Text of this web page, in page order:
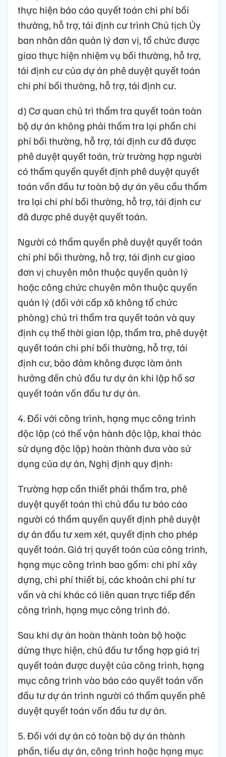
thực hiện báo cáo quyết toán chi phí bồi
thường, hỗ trợ, tái định cư trình Chủ tịch Ủy
ban nhân dân quản lý đơn vị, tổ chức được
giao thực hiện nhiệm vụ bồi thường, hỗ trợ,
tái định cư của dự án phê duyệt quyết toán
chi phí bồi thường, hỗ trợ, tái định cư.
d) Cơ quan chủ trì thẩm tra quyết toán toàn
bộ dự án không phải thẩm tra lại phần chi
phí bồi thường, hỗ trợ, tái định cư đã được
phê duyệt quyết toán, trừ trường hợp người
có thẩm quyền quyết định phê duyệt quyết
toán vốn đầu tư toàn bộ dự án yêu cầu thẩm
tra lại chi phí bồi thường, hỗ trợ, tái định cư
đã được phê duyệt quyết toán.
Người có thẩm quyền phê duyệt quyết toán
chi phí bồi thường, hỗ trợ, tái định cư giao
đơn vị chuyên môn thuộc quyền quản lý
hoặc công chức chuyên môn thuộc quyền
quản lý (đối với cấp xã không tổ chức
phòng) chủ trì thẩm tra quyết toán và quy
định cụ thể thời gian lập, thẩm tra, phê duyệt
quyết toán chi phí bồi thường, hỗ trợ, tái
định cư, bảo đảm không được làm ảnh
hưởng đến chủ đầu tư dự án khi lập hồ sơ
quyết toán vốn đầu tư dự án.
4. Đối với công trình, hạng mục công trình
độc lập (có thể vận hành độc lập, khai thác
sử dụng độc lập) hoàn thành đưa vào sử
dụng của dự án, Nghị định quy định:
Trường hợp cần thiết phải thẩm tra, phê
duyệt quyết toán thì chủ đầu tư báo cáo
người có thẩm quyền quyết định phê duyệt
dự án đầu tư xem xét, quyết định cho phép
quyết toán. Giá trị quyết toán của công trình,
hạng mục công trình bao gồm: chi phí xây
dựng, chi phí thiết bị, các khoản chi phí tư
vấn và chi khác có liên quan trực tiếp đến
công trình, hạng mục công trình đó.
Sau khi dự án hoàn thành toàn bộ hoặc
dừng thực hiện, chủ đầu tư tổng hợp giá trị
quyết toán được duyệt của công trình, hạng
mục công trình vào báo cáo quyết toán vốn
đầu tư dự án trình người có thẩm quyền phê
duyệt quyết toán vốn đầu tư dự án.
5. Đối với dự án có toàn bộ dự án thành
phần, tiểu dự án, công trình hoặc hạng mục